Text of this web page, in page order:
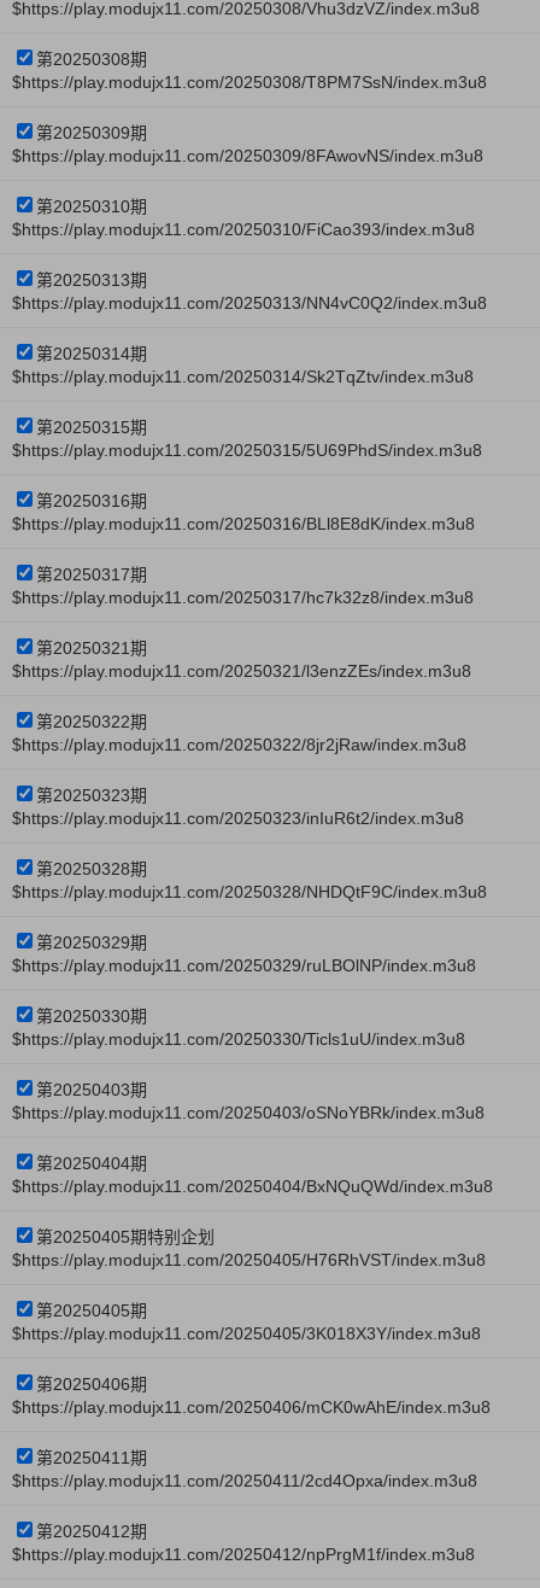
$https://play.modujx11.com/20250308/Vhu3dzVZ/index.m3u8
第20250308期
$https://play.modujx11.com/20250308/T8PM7SsN/index.m3u8
第20250309期
$https://play.modujx11.com/20250309/8FAwovNS/index.m3u8
第20250310期
$https://play.modujx11.com/20250310/FiCao393/index.m3u8
第20250313期
$https://play.modujx11.com/20250313/NN4vC0Q2/index.m3u8
第20250314期
$https://play.modujx11.com/20250314/Sk2TqZtv/index.m3u8
第20250315期
$https://play.modujx11.com/20250315/5U69PhdS/index.m3u8
第20250316期
$https://play.modujx11.com/20250316/BLl8E8dK/index.m3u8
第20250317期
$https://play.modujx11.com/20250317/hc7k32z8/index.m3u8
第20250321期
$https://play.modujx11.com/20250321/l3enzZEs/index.m3u8
第20250322期
$https://play.modujx11.com/20250322/8jr2jRaw/index.m3u8
第20250323期
$https://play.modujx11.com/20250323/inIuR6t2/index.m3u8
第20250328期
$https://play.modujx11.com/20250328/NHDQtF9C/index.m3u8
第20250329期
$https://play.modujx11.com/20250329/ruLBOlNP/index.m3u8
第20250330期
$https://play.modujx11.com/20250330/Ticls1uU/index.m3u8
第20250403期
$https://play.modujx11.com/20250403/oSNoYBRk/index.m3u8
第20250404期
$https://play.modujx11.com/20250404/BxNQuQWd/index.m3u8
第20250405期特别企划
$https://play.modujx11.com/20250405/H76RhVST/index.m3u8
第20250405期
$https://play.modujx11.com/20250405/3K018X3Y/index.m3u8
第20250406期
$https://play.modujx11.com/20250406/mCK0wAhE/index.m3u8
第20250411期
$https://play.modujx11.com/20250411/2cd4Opxa/index.m3u8
第20250412期
$https://play.modujx11.com/20250412/npPrgM1f/index.m3u8